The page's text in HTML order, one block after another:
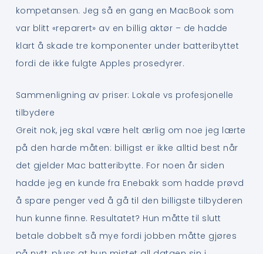
kompetansen. Jeg så en gang en MacBook som
var blitt «reparert» av en billig aktør – de hadde
klart å skade tre komponenter under batteribyttet
fordi de ikke fulgte Apples prosedyrer.
Sammenligning av priser: Lokale vs profesjonelle
tilbydere
Greit nok, jeg skal være helt ærlig om noe jeg lærte
på den harde måten: billigst er ikke alltid best når
det gjelder Mac batteribytte. For noen år siden
hadde jeg en kunde fra Enebakk som hadde prøvd
å spare penger ved å gå til den billigste tilbyderen
hun kunne finne. Resultatet? Hun måtte til slutt
betale dobbelt så mye fordi jobben måtte gjøres